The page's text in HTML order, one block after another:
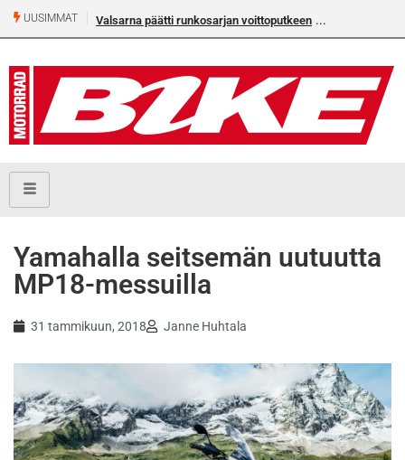
UUSIMMATvoittoputkeen
Älä missaa tämän kesän suurta Bike-
Yamahalla seitsemän uutuutta
MP18-messuilla
31 tammikuun, 2018 Janne Huhtala